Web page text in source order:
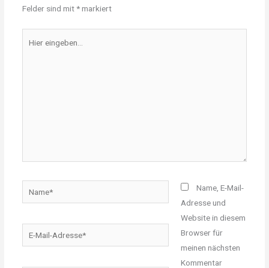
Felder sind mit*markiert
eingeben…
Mail-
Name, E-Mail-
Adresse und
Website in diesem
Browser für
meinen nächsten
Kommentar